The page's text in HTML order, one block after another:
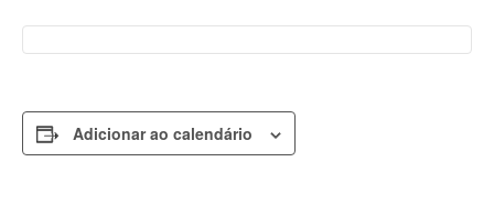
Adicionar ao calendário